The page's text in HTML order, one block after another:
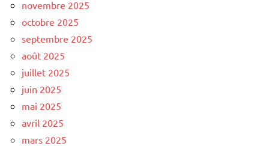
novembre 2025
octobre 2025
septembre 2025
août 2025
juillet 2025
juin 2025
mai 2025
avril 2025
mars 2025